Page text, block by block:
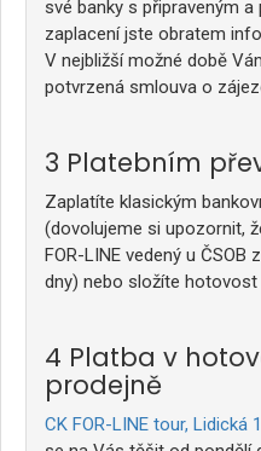
své banky s připraveným
zaplacení jste obratem
V nejbližší možné době
potvrzená smlouva o
Platebním
Zaplatíte klasickým
(dovolujeme si upozornit,
FOR-LINE vedený u
dny) nebo složíte hotovost
Platba v
prodejně
CK FOR-LINE tour, Lidická